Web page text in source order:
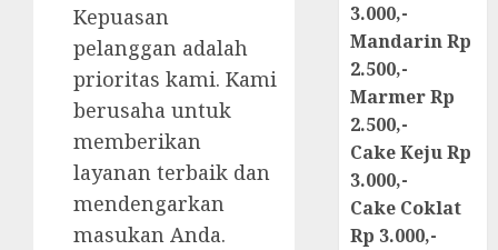
Kepuasan
pelanggan adalah
prioritas kami. Kami
berusaha untuk
memberikan
layanan terbaik dan
mendengarkan
masukan Anda.
3.000,-
Mandarin Rp
2.500,-
Marmer Rp
2.500,-
Cake Keju Rp
3.000,-
Cake Coklat
Rp 3.000,-